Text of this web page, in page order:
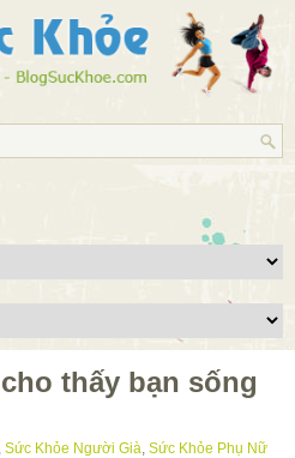
thấy bạn sống
, Sức Khỏe Người Già, Sức Khỏe Phụ Nữ